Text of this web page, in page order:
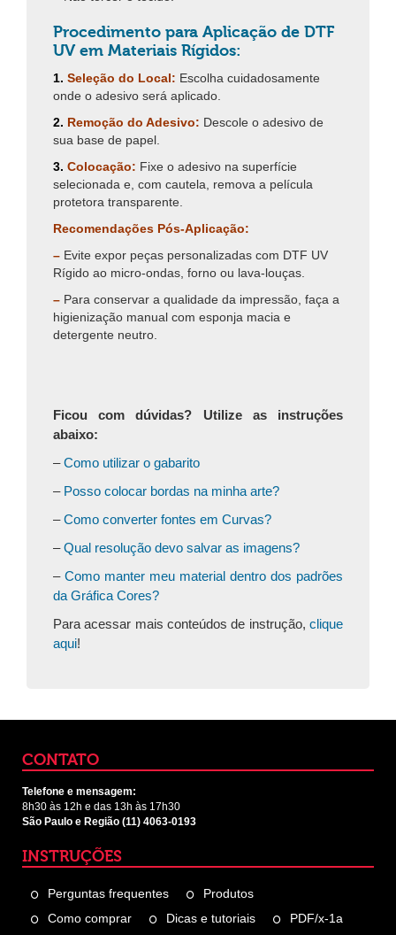
Procedimento para Aplicação de DTF
UV em Materiais Rígidos:
1. Seleção do Local: Escolha cuidadosamente
onde o adesivo será aplicado.
2. Remoção do Adesivo: Descole o adesivo de
sua base de papel.
3. Colocação: Fixe o adesivo na superfície
selecionada e, com cautela, remova a película
protetora transparente.
Recomendações Pós-Aplicação:
– Evite expor peças personalizadas com DTF UV
Rígido ao micro-ondas, forno ou lava-louças.
– Para conservar a qualidade da impressão, faça a
higienização manual com esponja macia e
detergente neutro.
Ficou com dúvidas? Utilize as instruções
abaixo:
–Como utilizar o gabarito
–Posso colocar bordas na minha arte?
–Como converter fontes em Curvas?
–Qual resolução devo salvar as imagens?
–Como manter meu material dentro dos padrões
da Gráfica Cores?
Para acessar mais conteúdos de instrução, clique
aqui!
CONTATO
Telefone e mensagem:
8h30 às 12h e das 13h às 17h30
São Paulo e Região (11) 4063-0193
INSTRUÇÕES
Perguntas frequentes
Produtos
Como comprar
Dicas e tutoriais
PDF/x-1a